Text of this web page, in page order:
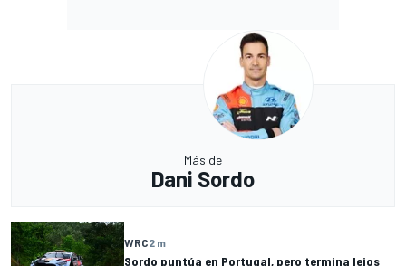
Más de
Dani Sordo
WRC2 m
Sordo puntúa en Portugal, pero termina lejos